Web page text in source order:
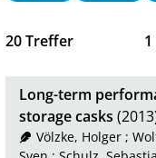
20Treffer 1
Long-term
storage casks
Völzke, Holger;